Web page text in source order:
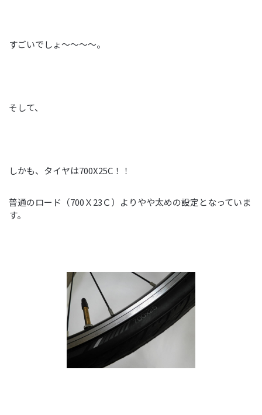
すごいでしょ～～～～。
そして、
しかも、タイヤは700X25C！！
普通のロード（700Ｘ23Ｃ）よりやや太めの設定となっていま
す。